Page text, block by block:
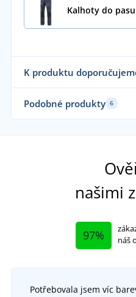
Kalhoty do pasu
K produktu
Podobné produkty 6
našimi
97%
náš
Potřebovala jsem víc